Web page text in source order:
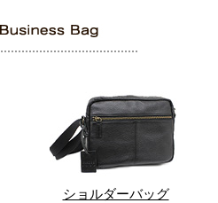
ショルダーバッグ